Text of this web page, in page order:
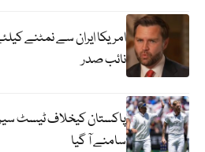
امریکا ایران سے نمٹنے
نائب صدر
سامنے آ گیا